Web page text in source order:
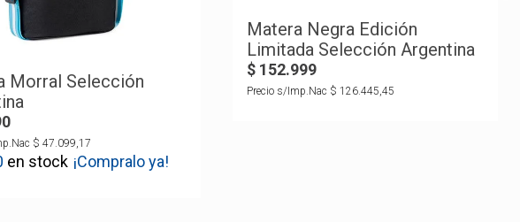
Morral Selección
$ 47.099,17
¡Compralo ya!
Matera Negra Edición
Limitada Selección Argentina
$ 152.999
Precio s/Imp.Nac $ 126.445,45